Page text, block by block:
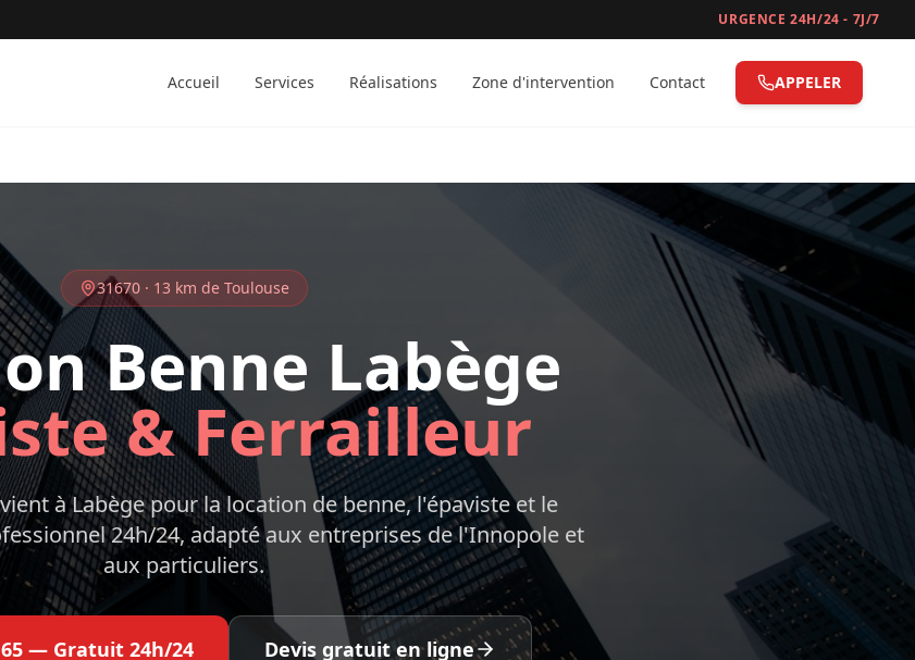
URGENCE 24H/24 - 7J/7
Accueil Services Réalisations Zone d'intervention Contact APPELER
31670· 13 km de Toulouse
Benne Labège
& Ferrailleur
à Labège pour la location de benne, l'épaviste et le
24h/24, adapté aux entreprises de l'Innopole et
aux particuliers.
65 — Gratuit 24h/24 Devis gratuit en ligne